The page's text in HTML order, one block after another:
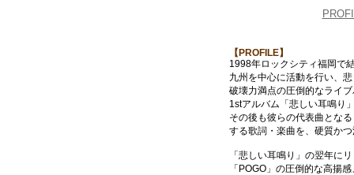
【PROFILE】
1998年ロックシティ福岡で
九州を中心に活動を行い、
破壊力満点の圧倒的なライ
1stアルバム「悲しい耳鳴り
その後も彼らの代表曲とな
する歌詞・楽曲を、硬質か
「悲しい耳鳴り」の翌年に
「POGO」の圧倒的な高揚